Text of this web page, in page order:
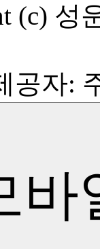
(c) 성
공자:
바